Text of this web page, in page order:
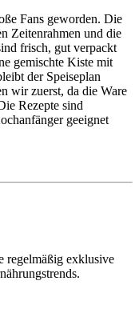
Fans geworden. Die
Zeitenrahmen und die
frisch, gut verpackt
gemischte Kiste mit
der Speiseplan
wir zuerst, da die Ware
Rezepte sind
geeignet
regelmäßig exklusive